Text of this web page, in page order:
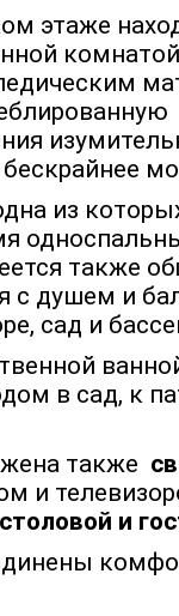
этаже
из
также
с душем и
сад и
в сад, к
также
и
и